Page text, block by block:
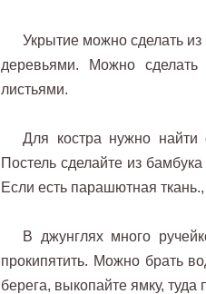
Укрытие можно сделать
деревьями. Можно
листьями.
Для костра нужно
Постель сделайте из
Если есть парашютная
В джунглях много
прокипятить. Можно брать
берега, выкопайте ямку, туда